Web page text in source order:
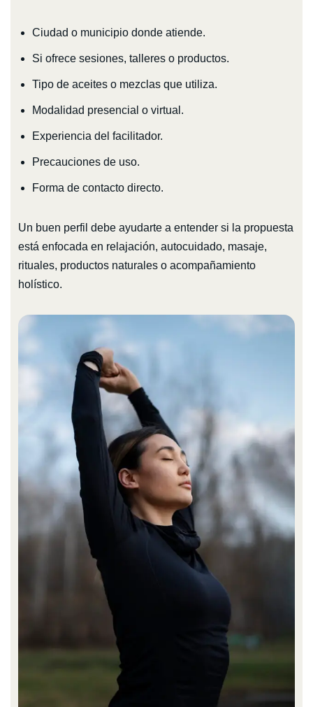
Ciudad o municipio donde atiende.
Si ofrece sesiones, talleres o productos.
Tipo de aceites o mezclas que utiliza.
Modalidad presencial o virtual.
Experiencia del facilitador.
Precauciones de uso.
Forma de contacto directo.
Un buen perfil debe ayudarte a entender si la propuesta
está enfocada en relajación, autocuidado, masaje,
rituales, productos naturales o acompañamiento
holístico.